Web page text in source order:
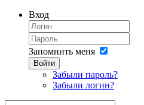
Вход
Запомнить меня
Войти
Забыли пароль?
Забыли логин?